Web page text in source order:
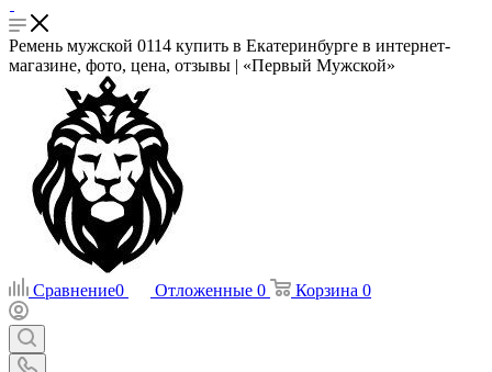
Ремень мужской 0114 купить в Екатеринбурге в интернет-
магазине, фото, цена, отзывы | «Первый Мужской»
Сравнение0 Отложенные 0 Корзина 0